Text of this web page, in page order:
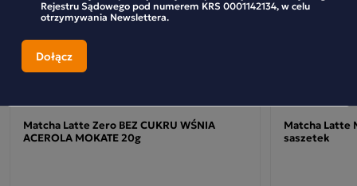
idealny napój na lato. Wyjątkowe połączenie delikatnej
matchy i soczystego mango, które tworzy idealny napój na
lato. Każde opakowanie zawiera 6 saszetek pełnych smaku!
zachwyca!
Egzotycznym smakiem
Lekkim i świeżym charakterem
Matcha Latte Zero BEZ CUKRU WŚNIA
ACEROLA MOKATE 20g
Matcha Latte
saszetek
Rejestru Sądowego pod numerem KRS 0001142134, w celu
otrzymywania Newslettera.